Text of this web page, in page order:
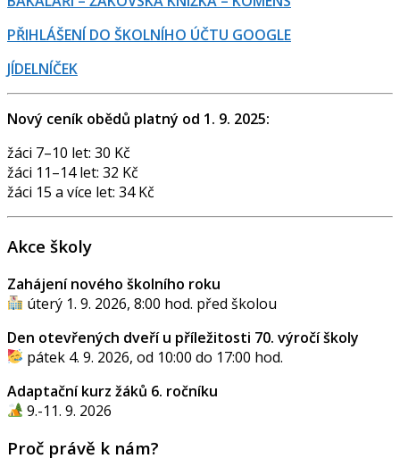
PŘIHLÁŠENÍ DO ŠKOLNÍHO ÚČTU GOOGLE
JÍDELNÍČEK
Nový ceník obědů platný od 1. 9. 2025:
žáci 7–10 let: 30 Kč
žáci 11–14 let: 32 Kč
žáci 15 a více let: 34 Kč
Akce školy
Zahájení nového školního roku
úterý 1. 9. 2026, 8:00 hod. před školou
Den otevřených dveří u příležitosti 70. výročí školy
pátek 4. 9. 2026, od 10:00 do 17:00 hod.
Adaptační kurz žáků 6. ročníku
9.-11. 9. 2026
Proč právě k nám?